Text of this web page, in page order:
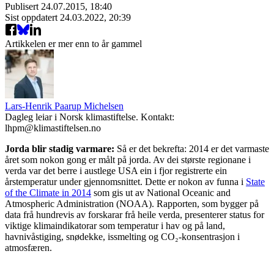
Publisert 24.07.2015, 18:40
Sist oppdatert 24.03.2022, 20:39
Artikkelen er mer enn to år gammel
Lars-Henrik Paarup Michelsen
Dagleg leiar i Norsk klimastiftelse. Kontakt:
lhpm@klimastiftelsen.no
Jorda blir stadig varmare: Så er det bekrefta: 2014 er det varmaste
året som nokon gong er målt på jorda. Av dei største regionane i
verda var det berre i austlege USA ein i fjor registrerte ein
årstemperatur under gjennomsnittet. Dette er nokon av funna i State
of the Climate in 2014 som gis ut av National Oceanic and
Atmospheric Administration (NOAA). Rapporten, som bygger på
data frå hundrevis av forskarar frå heile verda, presenterer status for
viktige klimaindikatorar som temperatur i hav og på land,
havnivåstiging, snødekke, issmelting og CO₂-konsentrasjon i
atmosfæren.